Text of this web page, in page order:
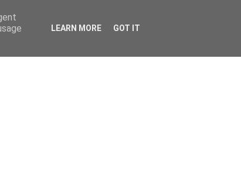
LEARN MORE GOT IT